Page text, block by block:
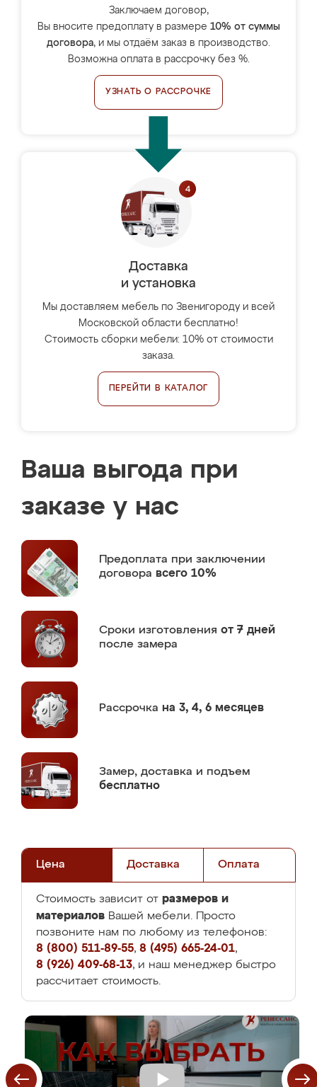
Заключаем договор,
Вы вносите предоплату в размере 10% от суммы
договора, и мы отдаём заказ в производство.
Возможна оплата в рассрочку без %.
УЗНАТЬ О РАССРОЧКЕ
Доставка
и установка
Мы доставляем мебель по Звенигороду и всей
Московской области бесплатно!
Стоимость сборки мебели: 10% от стоимости
заказа.
ПЕРЕЙТИ В КАТАЛОГ
Ваша выгода при
заказе у нас
Предоплата при заключении
договора всего 10%
Сроки изготовления от 7 дней
после замера
Рассрочка на 3, 4, 6 месяцев
Замер, доставка и подъем
бесплатно
Цена Доставка Оплата
Стоимость зависит от размеров и
материалов Вашей мебели. Просто
позвоните нам по любому из телефонов:
8 (800) 511-89-55, 8 (495) 665-24-01,
8 (926) 409-68-13, и наш менеджер быстро
рассчитает стоимость.